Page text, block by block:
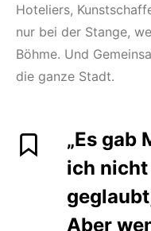
Hoteliers,
nur bei der Stange,
Böhme. Und
die ganze Stadt.
„Es gab
ich nicht
Aber